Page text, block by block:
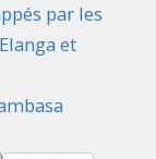
par les
et